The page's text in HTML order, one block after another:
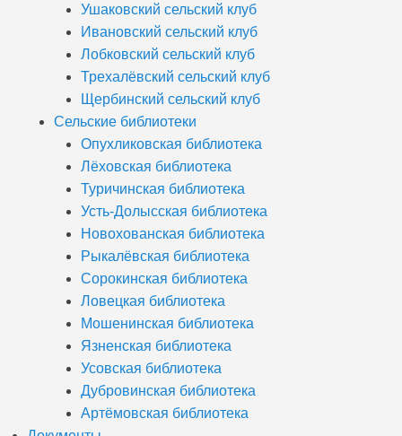
Ушаковский сельский клуб
Ивановский сельский клуб
Лобковский сельский клуб
Трехалёвский сельский клуб
Щербинский сельский клуб
Сельские библиотеки
Опухликовская библиотека
Лёховская библиотека
Туричинская библиотека
Усть-Долысская библиотека
Новохованская библиотека
Рыкалёвская библиотека
Сорокинская библиотека
Ловецкая библиотека
Мошенинская библиотека
Язненская библиотека
Усовская библиотека
Дубровинская библиотека
Артёмовская библиотека